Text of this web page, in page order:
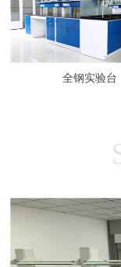
全钢实验台